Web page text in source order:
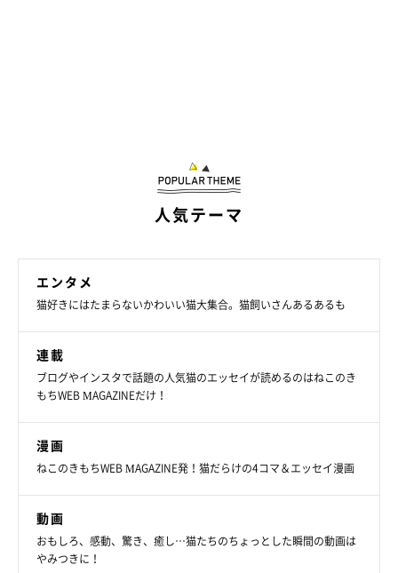
人気テーマ
エンタメ
猫好きにはたまらないかわいい猫大集合。猫飼いさんあるあるも
連載
ブログやインスタで話題の人気猫のエッセイが読めるのはねこのき
もちWEB MAGAZINEだけ！
漫画
ねこのきもちWEB MAGAZINE発！猫だらけの4コマ＆エッセイ漫画
動画
おもしろ、感動、驚き、癒し…猫たちのちょっとした瞬間の動画は
やみつきに！